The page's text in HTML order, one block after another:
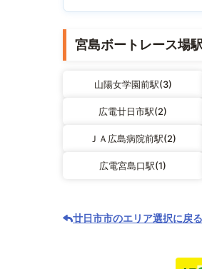
宮島ボートレース場
山陽女学園前駅(3)
広電廿日市駅(2)
ＪＡ広島病院前駅(2)
広電宮島口駅(1)
廿日市市のエリア選択に戻る